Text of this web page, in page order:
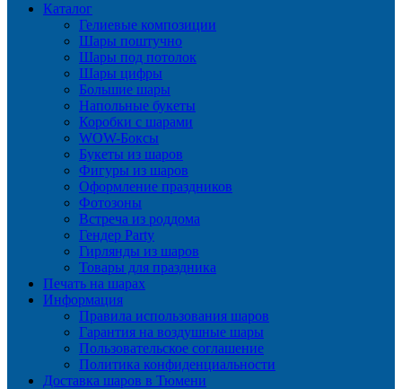
Каталог
Гелиевые композиции
Шары поштучно
Шары под потолок
Шары цифры
Большие шары
Напольные букеты
Коробки с шарами
WOW-Боксы
Букеты из шаров
Фигуры из шаров
Оформление праздников
Фотозоны
Встреча из роддома
Гендер Party
Гирлянды из шаров
Товары для праздника
Печать на шарах
Информация
Правила использования шаров
Гарантия на воздушные шары
Пользовательское соглашение
Политика конфиденциальности
Доставка шаров в Тюмени